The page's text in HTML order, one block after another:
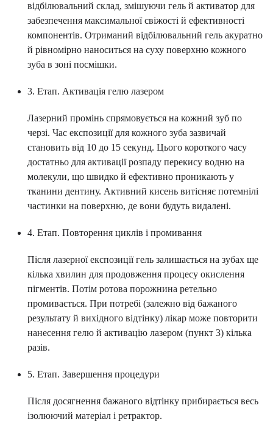
відбілювальний склад, змішуючи гель й активатор для
забезпечення максимальної свіжості й ефективності
компонентів. Отриманий відбілювальний гель акуратно
й рівномірно наноситься на суху поверхню кожного
зуба в зоні посмішки.
3. Етап. Активація гелю лазером
Лазерний промінь спрямовується на кожний зуб по
черзі. Час експозиції для кожного зуба зазвичай
становить від 10 до 15 секунд. Цього короткого часу
достатньо для активації розпаду перекису водню на
молекули, що швидко й ефективно проникають у
тканини дентину. Активний кисень витісняє потемнілі
частинки на поверхню, де вони будуть видалені.
4. Етап. Повторення циклів і промивання
Після лазерної експозиції гель залишається на зубах ще
кілька хвилин для продовження процесу окислення
пігментів. Потім ротова порожнина ретельно
промивається. При потребі (залежно від бажаного
результату й вихідного відтінку) лікар може повторити
нанесення гелю й активацію лазером (пункт 3) кілька
разів.
5. Етап. Завершення процедури
Після досягнення бажаного відтінку прибирається весь
ізолюючий матеріал і ретрактор.